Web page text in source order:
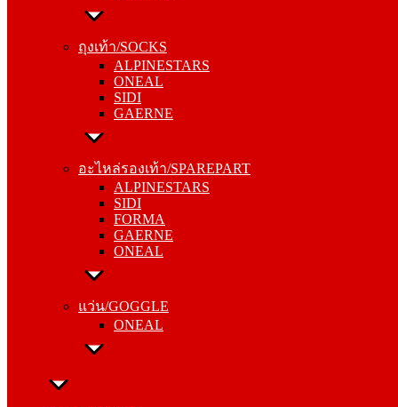
ถุงเท้า/SOCKS
ALPINESTARS
ONEAL
SIDI
GAERNE
อะไหล่รองเท้า/SPAREPART
ALPINESTARS
SIDI
FORMA
GAERNE
ONEAL
แว่น/GOGGLE
ONEAL
ถุงเท้า/SOCKS
ONEAL
SIDI
GAERNE
อะไหล่รองเท้า/SPAREPART
SIDI
FORMA
GAERNE
ONEAL
แว่น/GOGGLE
ลำลอง/CASUAL